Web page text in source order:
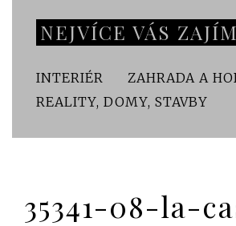
NEJVÍCE VÁS
INTERIÉR
ZAHRADA A
REALITY, DOMY, STAVBY
35341-08-la-